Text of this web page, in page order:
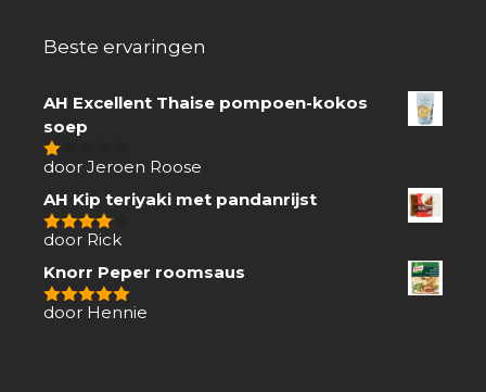
Beste ervaringen
AH Excellent Thaise pompoen-kokos
soep
1
5
door Jeroen Roose
AH Kip teriyaki met pandanrijst
4van 5
door Rick
Knorr Peper roomsaus
5van 5
door Hennie